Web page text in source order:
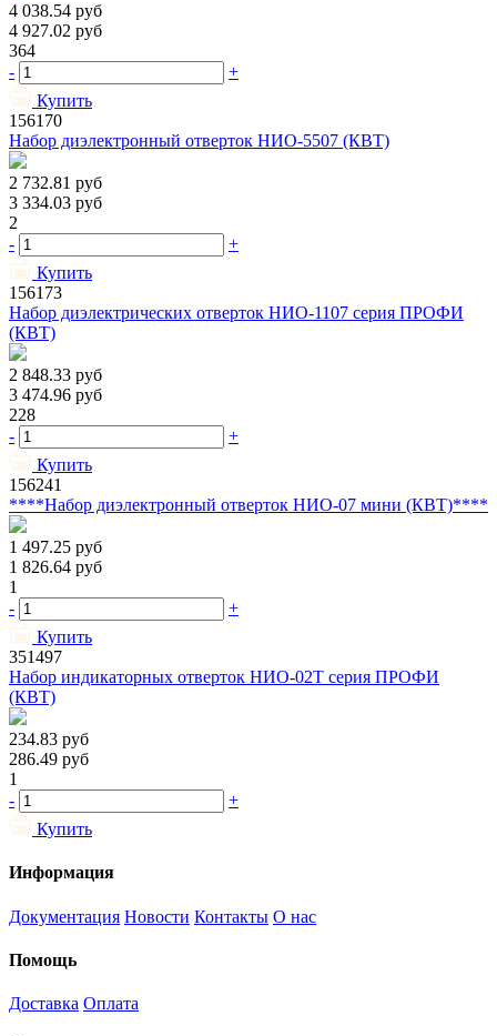
4 038.54 руб
4 927.02 руб
364
-
+
Купить
156170
Набор диэлектронный отверток НИО-5507 (КВТ)
2 732.81 руб
3 334.03 руб
2
-
+
Купить
156173
Набор диэлектрических отверток НИО-1107 серия ПРОФИ
(КВТ)
2 848.33 руб
3 474.96 руб
228
-
+
Купить
156241
****Набор диэлектронный отверток НИО-07 мини (КВТ)****
1 497.25 руб
1 826.64 руб
1
-
+
Купить
351497
Набор индикаторных отверток НИО-02Т серия ПРОФИ
(КВТ)
234.83 руб
286.49 руб
1
-
+
Купить
Информация
Документация Новости Контакты О нас
Помощь
Доставка Оплата